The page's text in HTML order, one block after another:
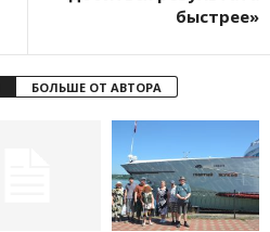
быстрее»
БОЛЬШЕ ОТ АВТОРА